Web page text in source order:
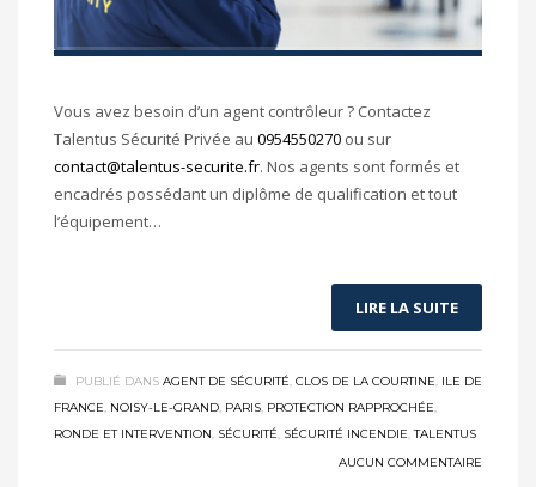
Vous avez besoin d’un agent contrôleur ? Contactez
Talentus Sécurité Privée au 0954550270 ou sur
contact@talentus-securite.fr. Nos agents sont formés et
encadrés possédant un diplôme de qualification et tout
l’équipement…
LIRE LA SUITE
PUBLIÉ DANS AGENT DE SÉCURITÉ, CLOS DE LA COURTINE, ILE DE
FRANCE, NOISY-LE-GRAND, PARIS, PROTECTION RAPPROCHÉE,
RONDE ET INTERVENTION, SÉCURITÉ, SÉCURITÉ INCENDIE,TALENTUS
AUCUN COMMENTAIRE